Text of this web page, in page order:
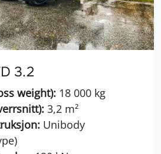
3.2
weight): 18 000 kg
3,2 m²
Unibody